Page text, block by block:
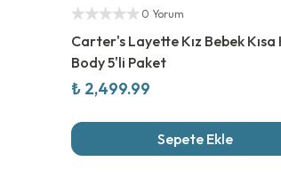
0 Yorum
Carter's Layette Kız Bebek Kısa
Body 5'li Paket
₺ 2,499.99
Sepete Ekle